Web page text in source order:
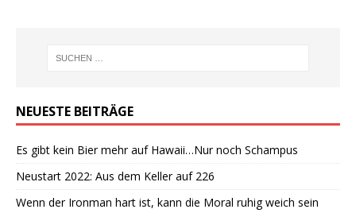
NEUESTE BEITRÄGE
Es gibt kein Bier mehr auf Hawaii…Nur noch Schampus
Neustart 2022: Aus dem Keller auf 226
Wenn der Ironman hart ist, kann die Moral ruhig weich sein